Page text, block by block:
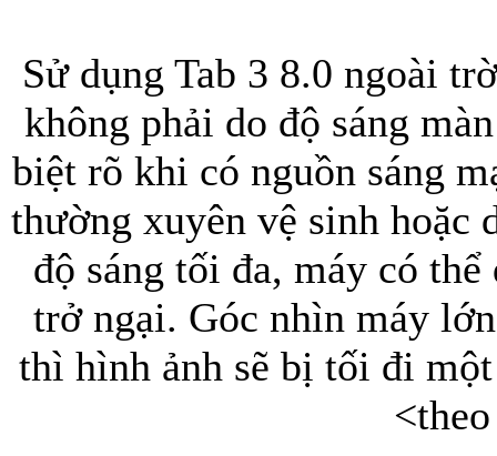
Sử dụng Tab 3 8.0 ngoài
không phải do độ sáng
biệt rõ khi có nguồn sáng
thường xuyên vệ sinh hoặc
độ sáng tối đa, máy có
trở ngại. Góc nhìn máy
thì hình ảnh sẽ bị tối đi